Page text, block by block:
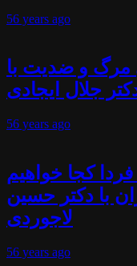
56 years ago
مرگ و ضدیت با
جلال ایجادی
56 years ago
کجا خواهیم
با دکتر حسین
لاجوردی
56 years ago